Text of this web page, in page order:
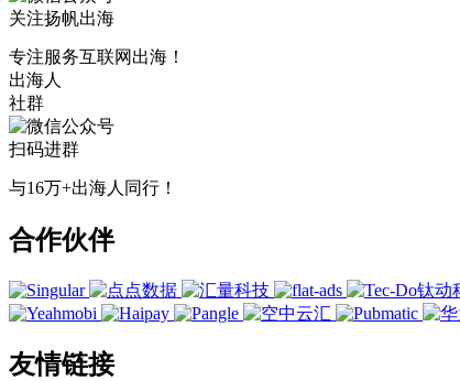
关注扬帆出海
专注服务互联网出海！
出海人
社群
扫码进群
与16万+出海人同行！
合作伙伴
友情链接